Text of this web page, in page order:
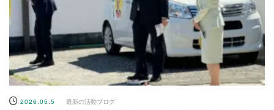
2026.05.5 最新の活動ブログ